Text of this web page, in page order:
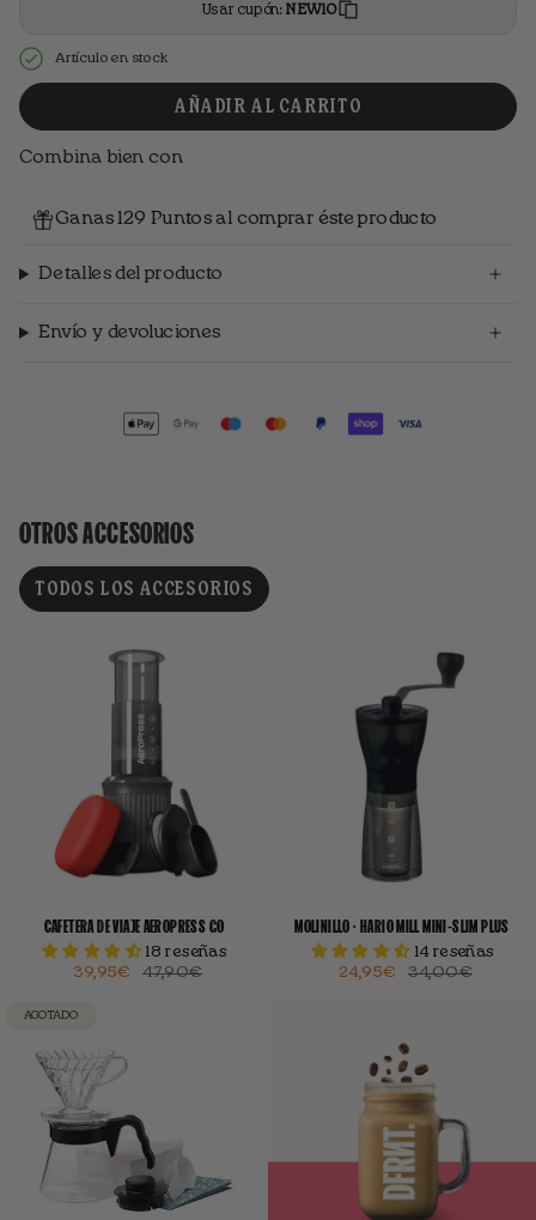
Usar cupón: NEW10
Artículo en stock
AÑADIR AL CARRITO
Combina bien con
Ganas 129 Puntos al comprar éste producto
Detalles del producto
Envío y devoluciones
OTROS ACCESORIOS
TODOS LOS ACCESORIOS
CAFETERA DE VIAJE AEROPRESS GO
18 reseñas
39,95€
47,90€
MOLINILLO · HARIO MILL MINI-SLIM PLUS
14 reseñas
24,95€
34,00€
AGOTADO